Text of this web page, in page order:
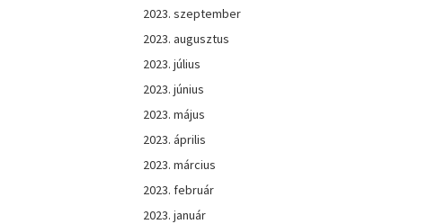
2023. szeptember
2023. augusztus
2023. július
2023. június
2023. május
2023. április
2023. március
2023. február
2023. január